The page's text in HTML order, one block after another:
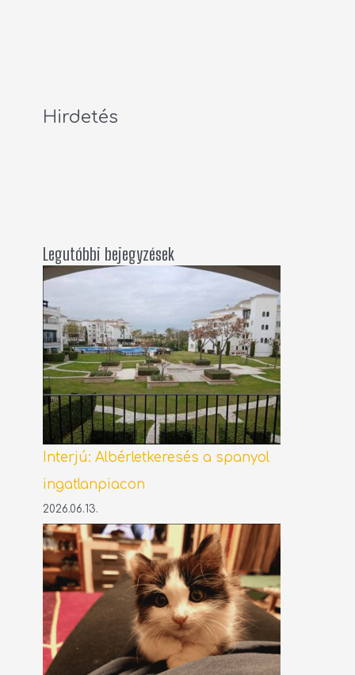
Hirdetés
Legutóbbi bejegyzések
Interjú: Albérletkeresés a spanyol
ingatlanpiacon
2026.06.13.